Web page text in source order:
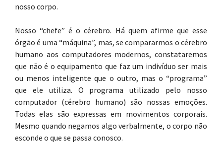
nosso corpo.
Nosso “chefe” é o cérebro. Há quem afirme que esse
órgão é uma “máquina”, mas, se compararmos o cérebro
humano aos computadores modernos, constataremos
que não é o equipamento que faz um indivíduo ser mais
ou menos inteligente que o outro, mas o “programa”
que ele utiliza. O programa utilizado pelo nosso
computador (cérebro humano) são nossas emoções.
Todas elas são expressas em movimentos corporais.
Mesmo quando negamos algo verbalmente, o corpo não
esconde o que se passa conosco.